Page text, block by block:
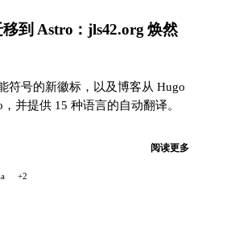
到 Astro：jls42.org 焕然
符号的新徽标，以及博客从 Hugo
并提供 15 种语言的自动翻译。
阅读更多
+2